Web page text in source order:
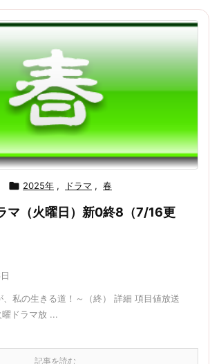
 2025年 , ドラマ , 春
マ（火曜日）新0終8（7/16更
、私の生きる道！～（終） 詳細 項目値放送
ドラマ放 ...
記事を読む